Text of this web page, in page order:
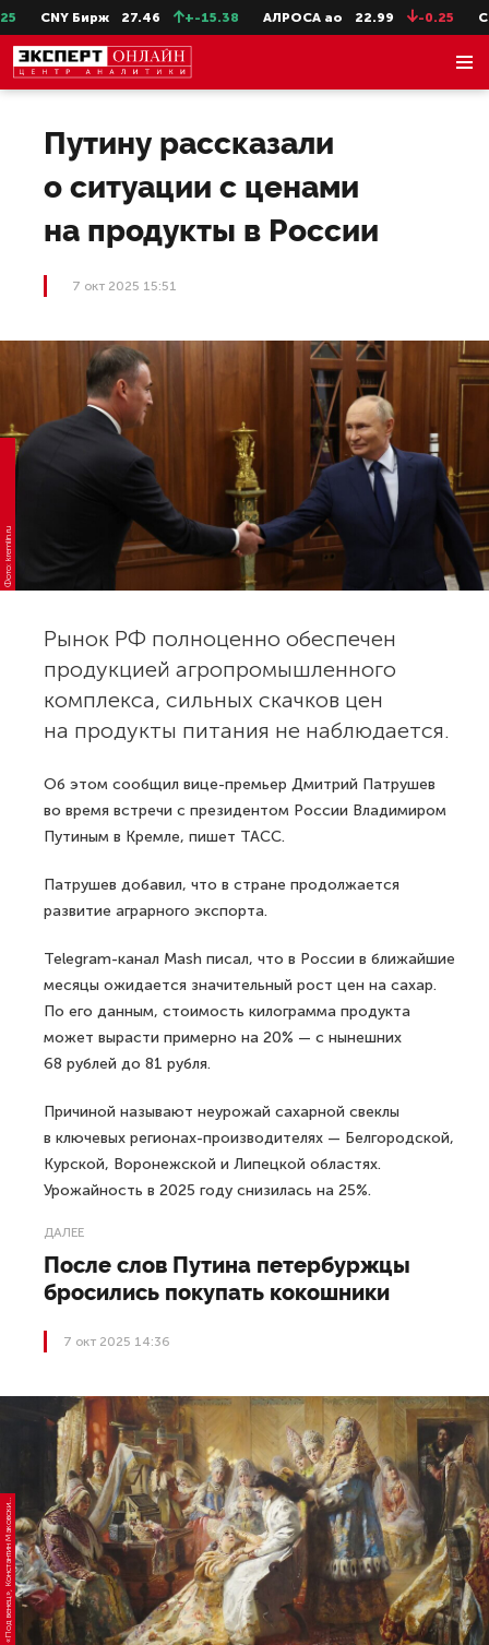
CNY Бирж 27.46 +-15.38 АЛРОСА ао 22.99 -0.25
Путину рассказали
о ситуации с ценами
на продукты в России
7 окт 2025 15:51
Фото: kremlin.ru
Рынок РФ полноценно обеспечен
продукцией агропромышленного
комплекса, сильных скачков цен
на продукты питания не наблюдается.
Об этом сообщил вице-премьер Дмитрий Патрушев
во время встречи с президентом России Владимиром
Путиным в Кремле, пишет ТАСС.
Патрушев добавил, что в стране продолжается
развитие аграрного экспорта.
Telegram-канал Mash писал, что в России в ближайшие
месяцы ожидается значительный рост цен на сахар.
По его данным, стоимость килограмма продукта
может вырасти примерно на 20% — с нынешних
68 рублей до 81 рубля.
Причиной называют неурожай сахарной свеклы
в ключевых регионах-производителях — Белгородской,
Курской, Воронежской и Липецкой областях.
Урожайность в 2025 году снизилась на 25%.
ДАЛЕЕ
После слов Путина петербуржцы
бросились покупать кокошники
7 окт 2025 14:36
«
П
о
д
в
е
н
е
ц
»,
К
о
н
с
т
а
н
т
и
н
М
а
к
о
в
с
к
и
й,
1
8
8
9
г
о
д